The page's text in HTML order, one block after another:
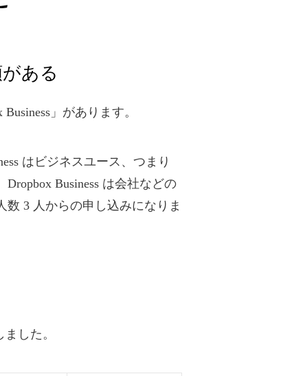
ある
」があります。
はビジネスユース、つまり
Business は会社などの
3 人からの申し込みになりま
した。